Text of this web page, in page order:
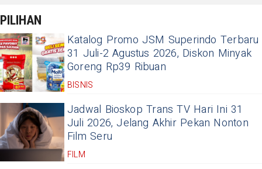
PILIHAN
Katalog Promo JSM Superindo Terbaru
31 Juli-2 Agustus 2026, Diskon Minyak
Goreng Rp39 Ribuan
BISNIS
Jadwal Bioskop Trans TV Hari Ini 31
Juli 2026, Jelang Akhir Pekan Nonton
Film Seru
FILM